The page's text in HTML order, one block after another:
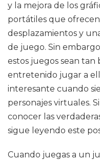
y la mejora de los
portátiles que
desplazamientos y
de juego. Sin
estos juegos sean tan
entretenido jugar a
interesante cuando
personajes virtuales.
conocer las
sigue leyendo este
Cuando juegas a un